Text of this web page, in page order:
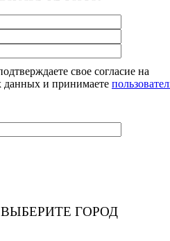
свое согласие на
данных и принимаете
ВЫБЕРИТЕ ГОРОД